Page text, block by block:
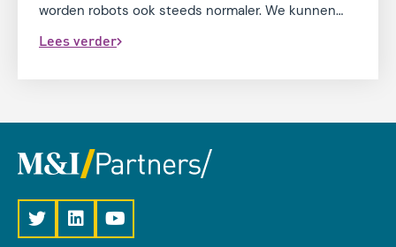
worden robots ook steeds normaler. We kunnen
bijna spreken wildgroei.
Lees verder